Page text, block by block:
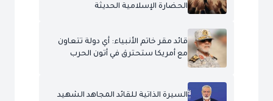
الحضارة الإسلامية الحديثة
قائد مقر خاتم الأنبياء: أي دولة تتعاون
مع أمريكا ستحترق في أتون الحرب
السيرة الذاتية للقائد المجاهد الشهيد